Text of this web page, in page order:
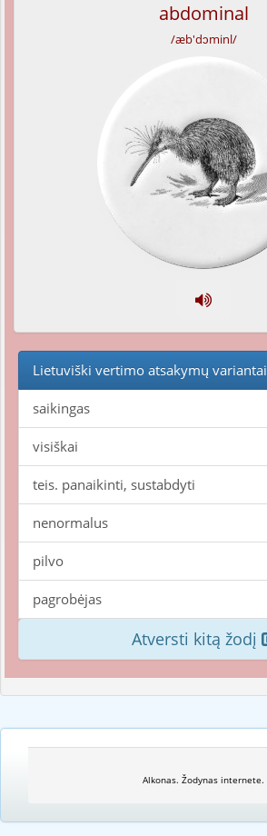
abdominal
/æb'dɔminl/
Lietuviški vertimo atsakymų variantai
saikingas
visiškai
teis. panaikinti, sustabdyti
nenormalus
pilvo
pagrobėjas
Atversti kitą žodį
Alkonas. Žodynas internete.